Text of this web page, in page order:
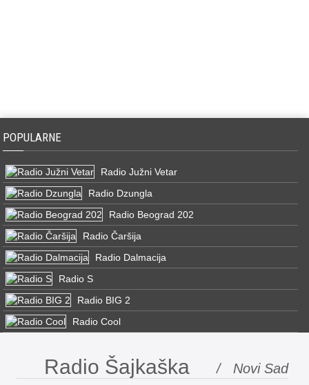
POPULARNE
Radio Južni Vetar
Radio Dzungla
Radio Beograd 202
Radio Čaršija
Radio Dalmacija
Radio S
Radio BIG 2
Radio Cool
Radio Šajkaška / Novi Sad